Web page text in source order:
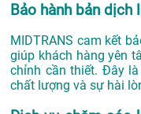
Bảo hành bản dịch
MIDTRANS cam kết
giúp khách hàng yên
chỉnh cần thiết. Đây
chất lượng và sự hài